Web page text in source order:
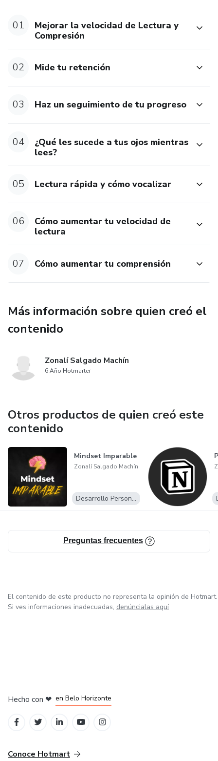
01
Mejorar la velocidad de Lectura y
Compresión
02 Mide tu retención
03 Haz un seguimiento de tu progreso
04
¿Qué les sucede a tus ojos mientras
lees?
05 Lectura rápida y cómo vocalizar
06
Cómo aumentar tu velocidad de
lectura
07 Cómo aumentar tu comprensión
Más información sobre quien creó el
contenido
Zonalí Salgado Machín
6 Año Hotmarter
Otros productos de quien creó este
contenido
Mindset Imparable
Zonalí Salgado Machín
Desarrollo Personal
Preguntas frecuentes
El contenido de este producto no representa la opinión de Hotmart.
Si ves informaciones inadecuadas, denúncialas aquí
Hecho con ❤ en Belo Horizonte
Conoce Hotmart